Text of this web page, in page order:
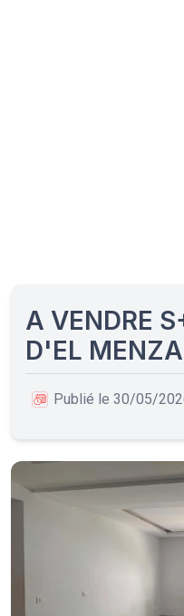
A VENDRE
D'EL
Publié le 30/05/